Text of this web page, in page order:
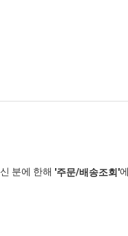
분에 한해 '주문/배송조회'